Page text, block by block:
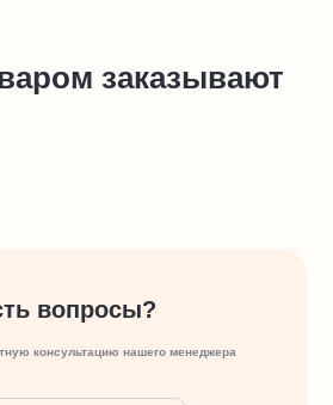
заказывают
вопросы?
консультацию нашего менеджера